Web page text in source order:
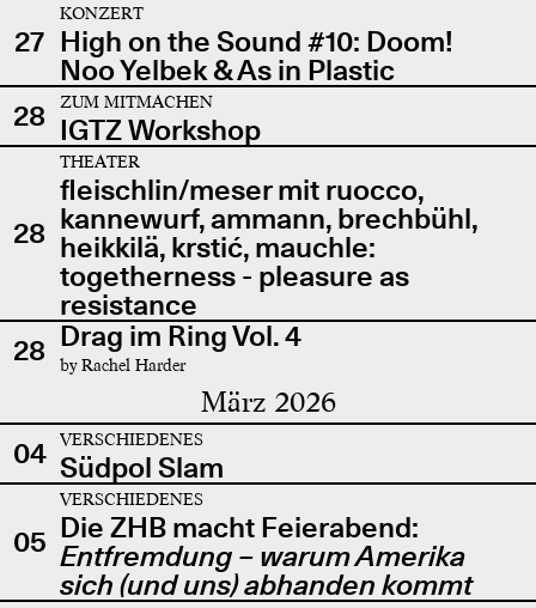
27
KONZERT
High on the Sound #10: Doom!
Noo Yelbek & As in Plastic
28
ZUM MITMACHEN
IGTZ Workshop
28
THEATER
fleischlin/meser mit ruocco,
kannewurf, ammann, brechbühl,
heikkilä, krstić, mauchle:
togetherness - pleasure as
resistance
28 Drag im Ring Vol. 4
by Rachel Harder
März 2026
04 VERSCHIEDENES
Südpol Slam
05
VERSCHIEDENES
Die ZHB macht Feierabend:
Entfremdung – warum Amerika
sich (und uns) abhanden kommt